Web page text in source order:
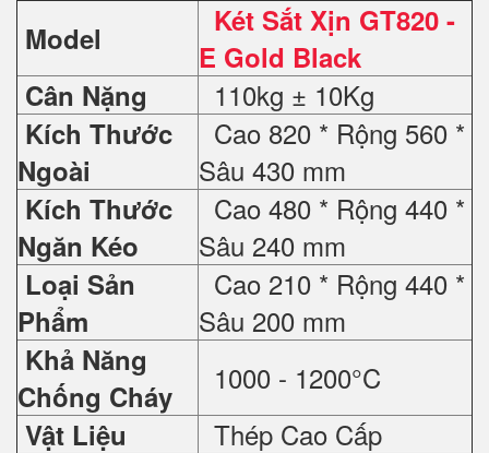
Model
Két Sắt Xịn GT820 -
E Gold Black
Cân Nặng
110kg ± 10Kg
Kích Thước
Ngoài
Cao 820 * Rộng 560 *
Sâu 430 mm
Kích Thước
Ngăn Kéo
Cao 480 * Rộng 440 *
Sâu 240 mm
Loại Sản
Phẩm
Cao 210 * Rộng 440 *
Sâu 200 mm
Khả Năng
Chống Cháy
1000 - 1200°C
Vật Liệu Thép Cao Cấp